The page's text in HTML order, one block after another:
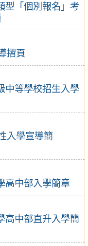
型「個別報名」考
摺頁
中等學校招生入學
入學宣導簡
高中部入學簡章
高中部直升入學簡